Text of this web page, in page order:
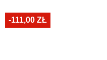
-111,00 ZŁ